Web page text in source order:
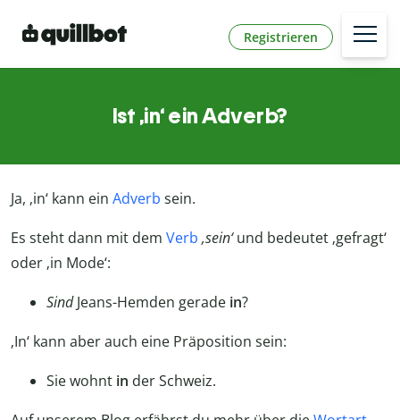
Registrieren
Ist ‚in‘ ein Adverb?
Ja, ‚in‘ kann ein Adverb sein.
Es steht dann mit dem Verb ‚sein‘und bedeutet ‚gefragt‘
oder ‚in Mode‘:
SindJeans-Hemden gerade in?
‚In‘ kann aber auch eine Präposition sein:
Sie wohnt in der Schweiz.